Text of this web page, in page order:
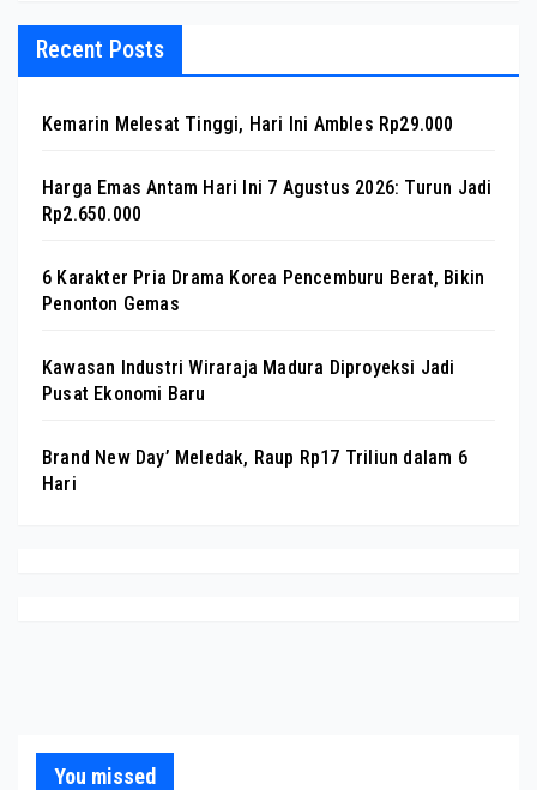
Recent Posts
Kemarin Melesat Tinggi, Hari Ini Ambles Rp29.000
Harga Emas Antam Hari Ini 7 Agustus 2026: Turun Jadi
Rp2.650.000
6 Karakter Pria Drama Korea Pencemburu Berat, Bikin
Penonton Gemas
Kawasan Industri Wiraraja Madura Diproyeksi Jadi
Pusat Ekonomi Baru
Brand New Day’ Meledak, Raup Rp17 Triliun dalam 6
Hari
You missed